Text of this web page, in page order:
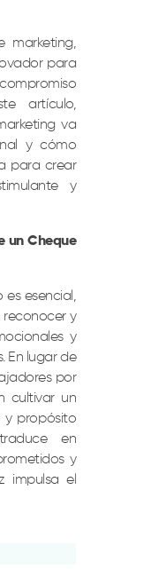
marketing,
para
artículo,
va
y cómo
para crear
y
un Cheque
es esencial,
reconocer y
y
En lugar de
por
cultivar un
y propósito
en
y
impulsa el